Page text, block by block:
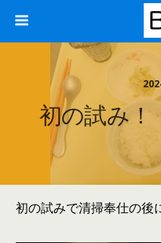
初の試み！
初の試みで清掃奉仕の後